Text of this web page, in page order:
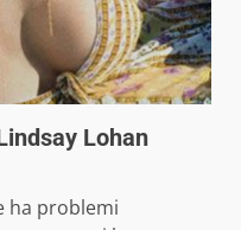
Lohan
ha problemi